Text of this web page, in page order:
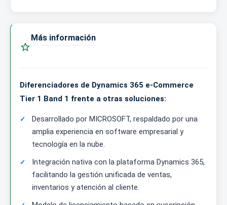

Más información
Diferenciadores de Dynamics 365 e-Commerce
Tier 1 Band 1 frente a otras soluciones:
Desarrollado por MICROSOFT, respaldado por una
amplia experiencia en software empresarial y
tecnología en la nube.
Integración nativa con la plataforma Dynamics 365,
facilitando la gestión unificada de ventas,
inventarios y atención al cliente.